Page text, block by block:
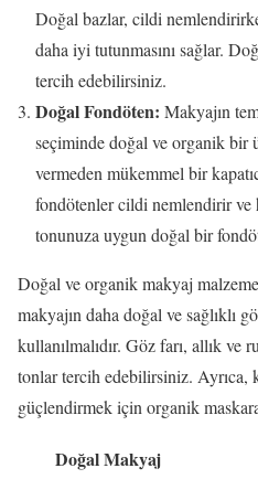
Doğal bazlar, cildi
daha iyi tutunmasını sağlar.
tercih edebilirsiniz.
Doğal Fondöten: Makyajın
seçiminde doğal ve organik bir
vermeden mükemmel bir
fondötenler cildi nemlendirir ve
tonunuza uygun doğal bir
Doğal ve organik makyaj
makyajın daha doğal ve sağlıklı
kullanılmalıdır. Göz farı, allık ve
tonlar tercih edebilirsiniz. Ayrıca,
güçlendirmek için organik
Doğal Makyaj